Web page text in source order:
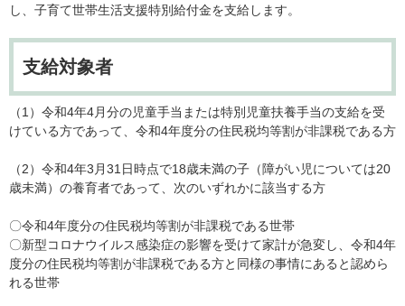
し、子育て世帯生活支援特別給付金を支給します。
支給対象者
（1）令和4年4月分の児童手当または特別児童扶養手当の支給を受
けている方であって、令和4年度分の住民税均等割が非課税である方
（2）令和4年3月31日時点で18歳未満の子（障がい児については20
歳未満）の養育者であって、次のいずれかに該当する方
〇令和4年度分の住民税均等割が非課税である世帯
〇新型コロナウイルス感染症の影響を受けて家計が急変し、令和4年
度分の住民税均等割が非課税である方と同様の事情にあると認めら
れる世帯